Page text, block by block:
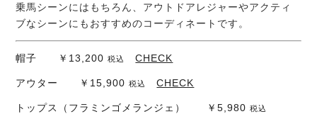
乗馬シーンにはもちろん、アウトドアレジャーやアクティ
ブなシーンにもおすすめのコーディネートです。
帽子 ￥13,200税込 CHECK
アウター ￥15,900税込 CHECK
トップス（フラミンゴメランジェ） ￥5,980税込